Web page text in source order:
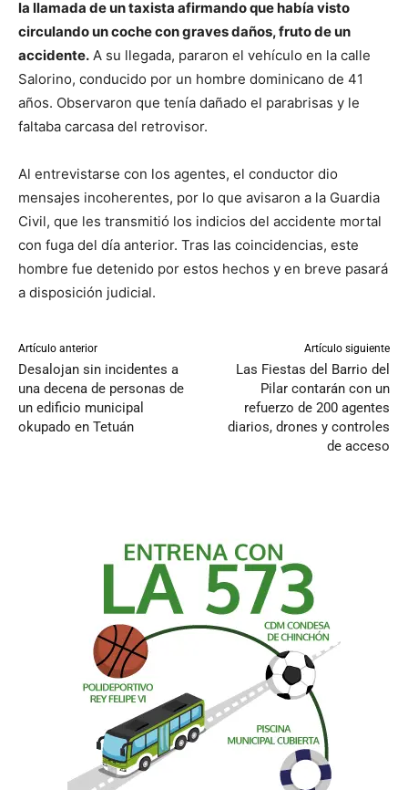
la llamada de un taxista afirmando que había visto
circulando un coche con graves daños, fruto de un
accidente. A su llegada, pararon el vehículo en la calle
Salorino, conducido por un hombre dominicano de 41
años. Observaron que tenía dañado el parabrisas y le
faltaba carcasa del retrovisor.
Al entrevistarse con los agentes, el conductor dio
mensajes incoherentes, por lo que avisaron a la Guardia
Civil, que les transmitió los indicios del accidente mortal
con fuga del día anterior. Tras las coincidencias, este
hombre fue detenido por estos hechos y en breve pasará
a disposición judicial.
Artículo anterior
Desalojan sin incidentes a
una decena de personas de
un edificio municipal
okupado en Tetuán
Artículo siguiente
Las Fiestas del Barrio del
Pilar contarán con un
refuerzo de 200 agentes
diarios, drones y controles
de acceso